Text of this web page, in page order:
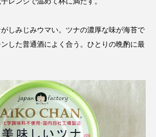
しみじみウマい。ツナの濃厚な味が海苔で
した普通酒によく合う。ひとりの晩酌に最